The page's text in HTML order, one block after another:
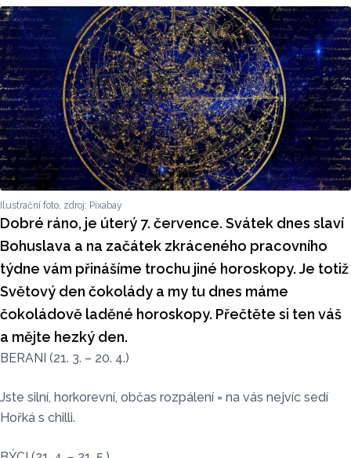
Ilustrační foto, zdroj: Pixabay
Dobré ráno, je úterý 7. července. Svátek dnes slaví
Bohuslava a na začátek zkráceného pracovního
týdne vám přinášíme trochu jiné horoskopy. Je totiž
Světový den čokolády a my tu dnes máme
čokoládově laděné horoskopy. Přečtěte si ten váš
a mějte hezký den.
BERANI (21. 3. – 20. 4.)
Jste silní, horkorevní, občas rozpálení = na vás nejvíc sedí
Hořká s chilli.